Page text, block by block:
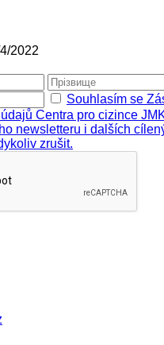
2022
Souhlasím se
Centra pro cizince
newsletteru i dalších
zrušit.